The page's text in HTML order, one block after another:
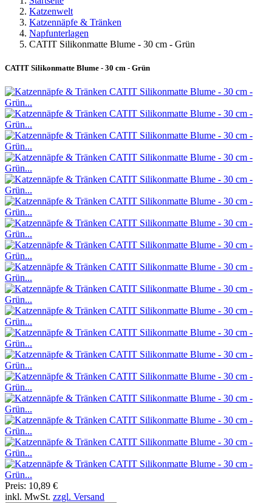
Katzenwelt
Katzennäpfe & Tränken
Napfunterlagen
CATIT Silikonmatte Blume - 30 cm - Grün
CATIT Silikonmatte Blume - 30 cm - Grün
Preis: 10,89 €
inkl. MwSt. zzgl. Versand